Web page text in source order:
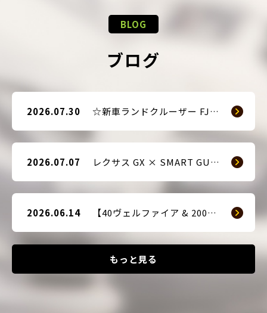
BLOG
ブログ
もっと見る
2026.07.30 ☆新車ランドクルーザー FJ（TRJ240） × Argus D1 & 前後ドライブレコーダー取付☆
2026.07.07 レクサス GX × SMART GUARD3 持ち込み取付
2026.06.14 【40ヴェルファイア & 200系ハイエース(9型) 新車2台へ SMART GUARD3取付】